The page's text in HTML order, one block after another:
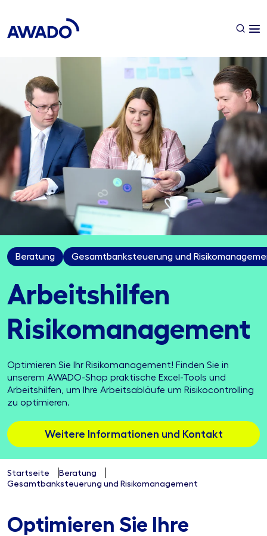
Beratung Gesamtbanksteuerung und
Arbeits­hilfen
Risiko­manage­ment
Optimieren Sie Ihr Risikomanagement! Finden Sie in
unserem AWADO-Shop praktische Excel-Tools und
Arbeitshilfen, um Ihre Arbeitsabläufe um Risikocontrolling
zu optimieren.
Weitere Informationen und Kontakt
Startseite
Beratung
Gesamtbanksteuerung und Risikomanagement
Optimieren Sie Ihre